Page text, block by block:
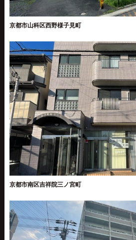
京都市山科区西野様子見町
京都市南区吉祥院三ノ宮町